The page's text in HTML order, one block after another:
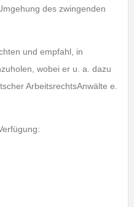
des zwingenden
und empfahl, in
wobei er u. a. dazu
ArbeitsrechtsAnwälte e.